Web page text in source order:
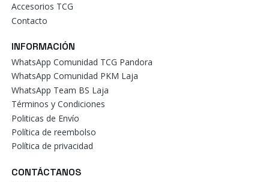
Accesorios TCG
Contacto
INFORMACIÓN
WhatsApp Comunidad TCG Pandora
WhatsApp Comunidad PKM Laja
WhatsApp Team BS Laja
Términos y Condiciones
Politicas de Envío
Política de reembolso
Política de privacidad
CONTÁCTANOS